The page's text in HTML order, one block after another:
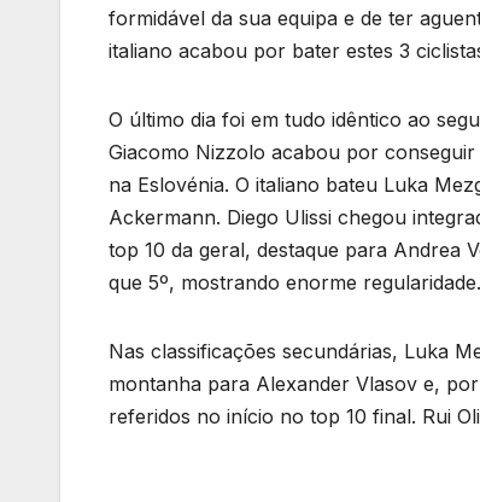
formidável da sua equipa e de ter
italiano acabou por bater estes 3
O último dia foi em tudo idêntico ao
Giacomo Nizzolo acabou por
na Eslovénia. O italiano bateu Luka
Ackermann. Diego Ulissi chegou
top 10 da geral, destaque para Andrea
que 5º, mostrando enorme regularidade.
Nas classificações secundárias, Luka
montanha para Alexander Vlasov e,
referidos no início no top 10 final. Rui